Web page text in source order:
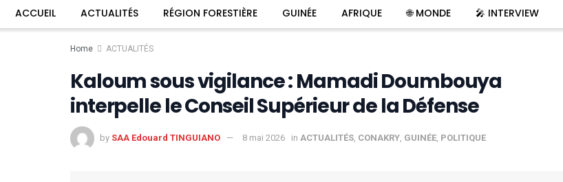
ACCUEIL ACTUALITÉS RÉGION FORESTIÈRE GUINÉE AFRIQUE 🌐 MONDE 🎤 INTERVIEW
Home ACTUALITÉS
Kaloum sous vigilance : Mamadi Doumbouya
interpelle le Conseil Supérieur de la Défense
by SAA Edouard TINGUIANO 8 mai 2026 in ACTUALITÉS, CONAKRY, GUINÉE, POLITIQUE